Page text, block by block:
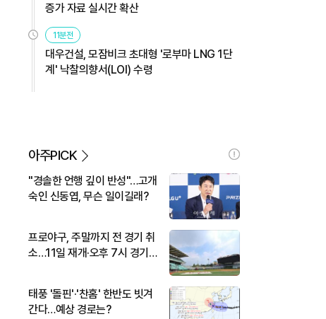
증가 자료 실시간 확산
11분전
대우건설, 모잠비크 초대형 '로부마 LNG 1단
계' 낙찰의향서(LOI) 수령
아주PICK
"경솔한 언행 깊이 반성"…고개
숙인 신동엽, 무슨 일이길래?
프로야구, 주말까지 전 경기 취
소…11일 재개·오후 7시 경기
태풍 '돌핀'·'찬홈' 한반도 빗겨
간다…예상 경로는?